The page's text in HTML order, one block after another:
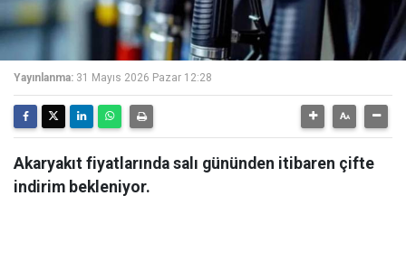
Yayınlanma: 31 Mayıs 2026 Pazar 12:28
Akaryakıt fiyatlarında salı gününden itibaren çifte
indirim bekleniyor.